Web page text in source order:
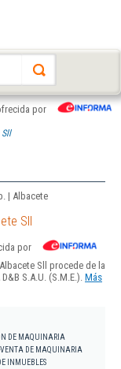
por
| Albacete
Sll
por
Sll procede de la
S.A.U. (S.M.E.). Más
DE MAQUINARIA
VENTA DE MAQUINARIA
INMUEBLES